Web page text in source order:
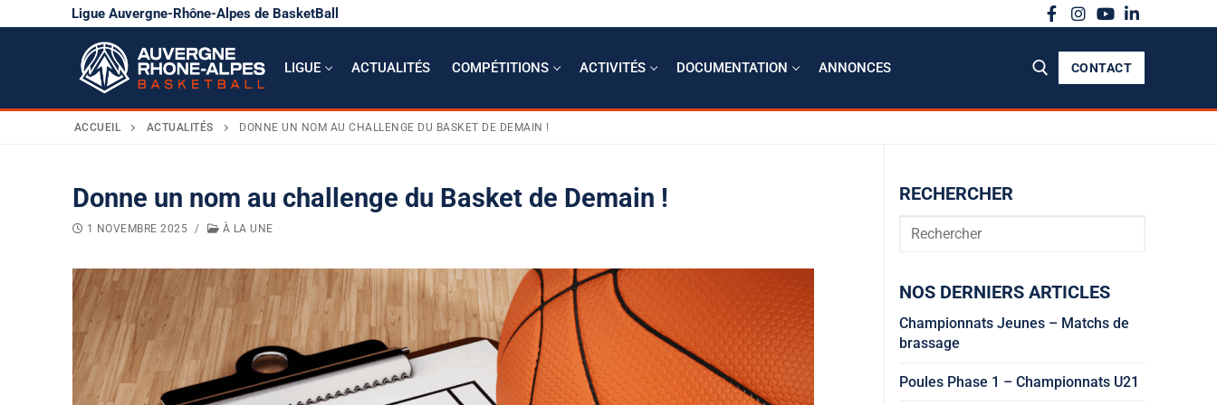
au
Ligue Auvergne-Rhône-Alpes de BasketBall
LIGUE ACTUALITÉS COMPÉTITIONS ACTIVITÉS DOCUMENTATION ANNONCES CONTACT
LIGUE
Bureau directeur
Comité directeur
Carrière
Budget & chiffres clés
Calendrier sportif
Règlements
Coupe territoriale
ACTIVITÉS
Évènements
AuRA en rose
Basket Citoyen
DOCUMENTATION
Secrétariat & comptabilité
ANNONCES
ACCUEIL ACTUALITÉS DONNE UN NOM AU CHALLENGE DU BASKET DE DEMAIN !
Donne un nom au challenge du Basket de Demain !
1 NOVEMBRE 2025 / À LA UNE
RECHERCHER
Rechercher
NOS DERNIERS ARTICLES
Championnats Jeunes – Matchs de
brassage
Poules Phase 1 – Championnats U21